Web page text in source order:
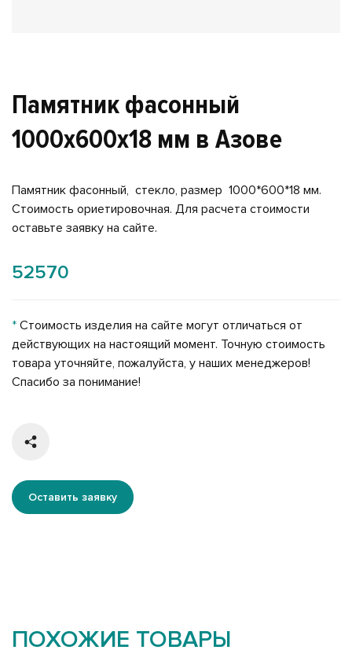
Памятник фасонный
1000x600x18 мм в Азове
Памятник фасонный, стекло, размер 1000*600*18 мм.
Стоимость ориетировочная. Для расчета стоимости
оставьте заявку на сайте.
52570
* Стоимость изделия на сайте могут отличаться от
действующих на настоящий момент. Точную стоимость
товара уточняйте, пожалуйста, у наших менеджеров!
Спасибо за понимание!
Оставить заявку
ПОХОЖИЕ ТОВАРЫ